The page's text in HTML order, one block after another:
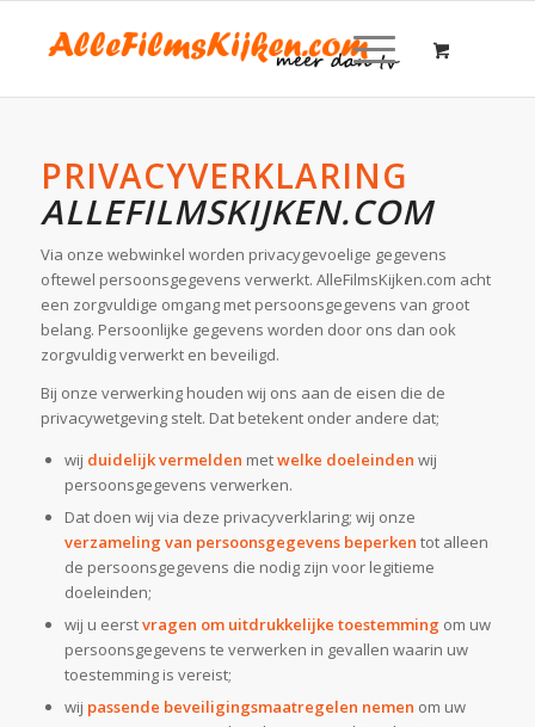
PRIVACYVERKLARING
ALLEFILMSKIJKEN.COM
Via onze webwinkel worden privacygevoelige gegevens
oftewel persoonsgegevens verwerkt. AlleFilmsKijken.com acht
een zorgvuldige omgang met persoonsgegevens van groot
belang. Persoonlijke gegevens worden door ons dan ook
zorgvuldig verwerkt en beveiligd.
Bij onze verwerking houden wij ons aan de eisen die de
privacywetgeving stelt. Dat betekent onder andere dat;
wij duidelijk vermelden metwelke doeleinden wij
persoonsgegevens verwerken.
Dat doen wij via deze privacyverklaring; wij onze
verzameling van persoonsgegevens beperken tot alleen
de persoonsgegevens die nodig zijn voor legitieme
doeleinden;
wij u eerstvragen om uitdrukkelijke toestemming om uw
persoonsgegevens te verwerken in gevallen waarin uw
toestemming is vereist;
wij passende beveiligingsmaatregelen nemen om uw